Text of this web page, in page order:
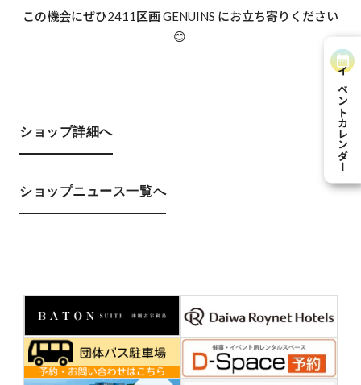
この機会にぜひ2411区画 GENUINS にお立ち寄りください
😊
ショップ詳細へ
ショップニュース一覧へ
イベントカレンダー